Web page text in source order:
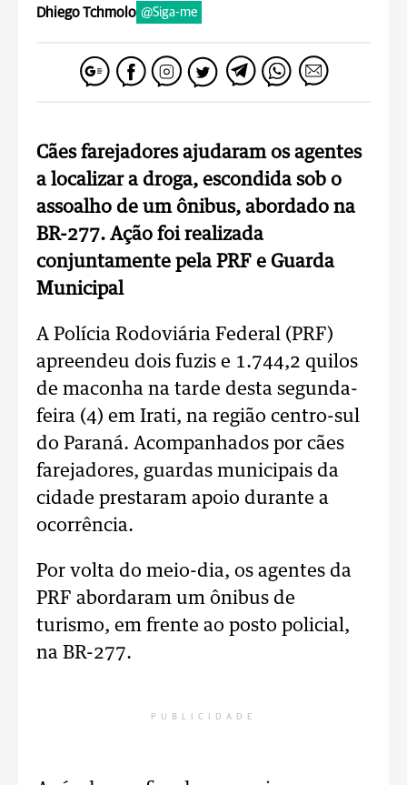
Dhiego Tchmolo @Siga-me
Cães farejadores ajudaram os agentes
a localizar a droga, escondida sob o
assoalho de um ônibus, abordado na
BR-277. Ação foi realizada
conjuntamente pela PRF e Guarda
Municipal
A Polícia Rodoviária Federal (PRF)
apreendeu dois fuzis e 1.744,2 quilos
de maconha na tarde desta segunda-
feira (4) em Irati, na região centro-sul
do Paraná. Acompanhados por cães
farejadores, guardas municipais da
cidade prestaram apoio durante a
ocorrência.
Por volta do meio-dia, os agentes da
PRF abordaram um ônibus de
turismo, em frente ao posto policial,
na BR-277.
PUBLICIDADE